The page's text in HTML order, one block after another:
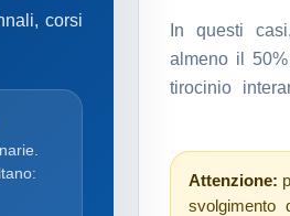
corsi
In questi
almeno il
tirocinio
Attenzione:
svolgimento